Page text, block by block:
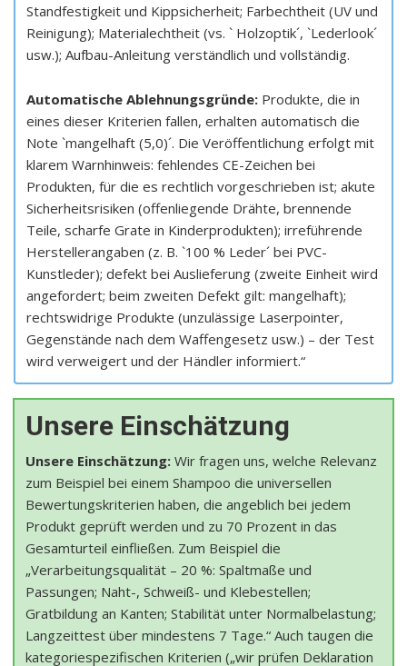
Standfestigkeit und Kippsicherheit; Farbechtheit (UV und
Reinigung); Materialechtheit (vs. ` Holzoptik´, `Lederlook´
usw.); Aufbau-Anleitung verständlich und vollständig.
Automatische Ablehnungsgründe: Produkte, die in
eines dieser Kriterien fallen, erhalten automatisch die
Note `mangelhaft (5,0)´. Die Veröffentlichung erfolgt mit
klarem Warnhinweis: fehlendes CE-Zeichen bei
Produkten, für die es rechtlich vorgeschrieben ist; akute
Sicherheitsrisiken (offenliegende Drähte, brennende
Teile, scharfe Grate in Kinderprodukten); irreführende
Herstellerangaben (z. B. `100 % Leder´ bei PVC-
Kunstleder); defekt bei Auslieferung (zweite Einheit wird
angefordert; beim zweiten Defekt gilt: mangelhaft);
rechtswidrige Produkte (unzulässige Laserpointer,
Gegenstände nach dem Waffengesetz usw.) – der Test
wird verweigert und der Händler informiert.“
Unsere Einschätzung
Unsere Einschätzung: Wir fragen uns, welche Relevanz
zum Beispiel bei einem Shampoo die universellen
Bewertungskriterien haben, die angeblich bei jedem
Produkt geprüft werden und zu 70 Prozent in das
Gesamturteil einfließen. Zum Beispiel die
„Verarbeitungsqualität – 20 %: Spaltmaße und
Passungen; Naht-, Schweiß- und Klebestellen;
Gratbildung an Kanten; Stabilität unter Normalbelastung;
Langzeittest über mindestens 7 Tage.“ Auch taugen die
kategoriespezifischen Kriterien („wir prüfen Deklaration